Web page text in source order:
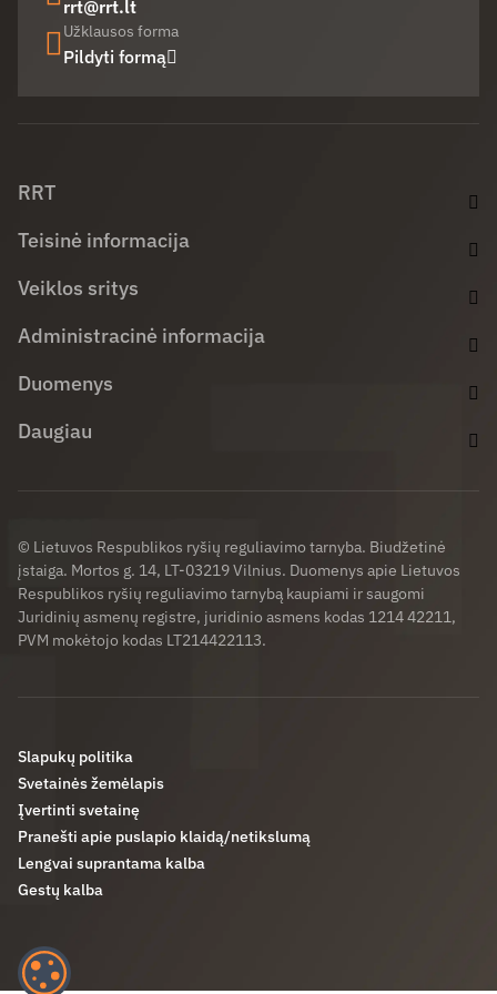
rrt@rrt.lt
Užklausos forma
Pildyti formą
RRT
Teisinė informacija
Veiklos sritys
Administracinė informacija
Duomenys
Daugiau
© Lietuvos Respublikos ryšių reguliavimo tarnyba. Biudžetinė
įstaiga. Mortos g. 14, LT-03219 Vilnius. Duomenys apie Lietuvos
Respublikos ryšių reguliavimo tarnybą kaupiami ir saugomi
Juridinių asmenų registre, juridinio asmens kodas 1214 42211,
PVM mokėtojo kodas LT214422113.
Slapukų politika
Svetainės žemėlapis
Įvertinti svetainę
Pranešti apie puslapio klaidą/netikslumą
Lengvai suprantama kalba
Gestų kalba